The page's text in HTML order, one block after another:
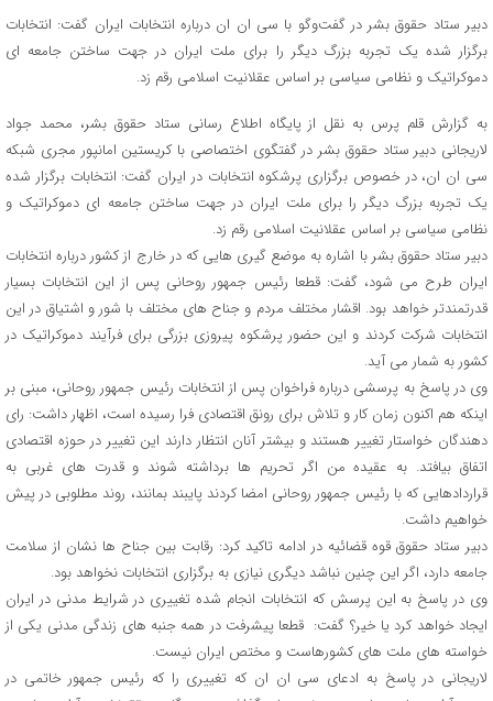
دبیر ستاد حقوق بشر در گفت‌وگو با سی ان ان درباره انتخابات ایران گفت: انتخابات
برگزار شده یک تجربه بزرگ دیگر را برای ملت ایران در جهت ساختن جامعه ای
دموکراتیک و نظامی سیاسی بر اساس عقلانیت اسلامی رقم زد.
به گزارش قلم پرس به نقل از پایگاه اطلاع رسانی ستاد حقوق بشر، محمد جواد
لاریجانی دبیر ستاد حقوق بشر در گفتگوی اختصاصی با کریستین امانپور مجری شبکه
سی ان ان، در خصوص برگزاری پرشکوه انتخابات در ایران گفت: انتخابات برگزار شده
یک تجربه بزرگ دیگر را برای ملت ایران در جهت ساختن جامعه ای دموکراتیک و
نظامی سیاسی بر اساس عقلانیت اسلامی رقم زد.
دبیر ستاد حقوق بشر با اشاره به موضع گیری هایی که در خارج از کشور درباره انتخابات
ایران طرح می شود، گفت: قطعا رئیس جمهور روحانی پس از این انتخابات بسیار
قدرتمندتر خواهد بود. اقشار مختلف مردم و جناح های مختلف با شور و اشتیاق در این
انتخابات شرکت کردند و این حضور پرشکوه پیروزی بزرگی برای فرآیند دموکراتیک در
کشور به شمار می آید.
وی در پاسخ به پرسشی درباره فراخوان پس از انتخابات رئیس جمهور روحانی، مبنی بر
اینکه هم اکنون زمان کار و تلاش برای رونق اقتصادی فرا رسیده است، اظهار داشت: رای
دهندگان خواستار تغییر هستند و بیشتر آنان انتظار دارند این تغییر در حوزه اقتصادی
اتفاق بیافتد. به عقیده من اگر تحریم ها برداشته شوند و قدرت های غربی به
قراردادهایی که با رئیس جمهور روحانی امضا کردند پایبند بمانند، روند مطلوبی در پیش
خواهیم داشت.
دبیر ستاد حقوق قوه قضائیه در ادامه تاکید کرد: رقابت بین جناح ها نشان از سلامت
جامعه دارد، اگر این چنین نباشد دیگری نیازی به برگزاری انتخابات نخواهد بود.
وی در پاسخ به این پرسش که انتخابات انجام شده تغییری در شرایط مدنی در ایران
ایجاد خواهد کرد یا خیر؟ گفت: قطعا پیشرفت در همه جنبه های زندگی مدنی یکی از
خواسته های ملت های کشورهاست و مختص ایران نیست.
لاریجانی در پاسخ به ادعای سی ان ان که تغییری را که رئیس جمهور خاتمی در